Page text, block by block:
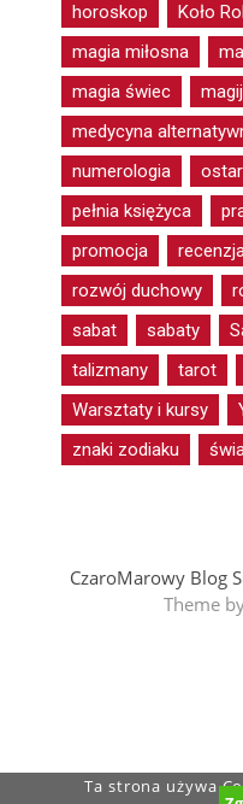
horoskop
Koło
magia miłosna
magia świec
medycyna
numerologia
pełnia księżyca
promocja
rozwój duchowy
sabat
sabaty
talizmany
tarot
Warsztaty i kursy
znaki zodiaku
CzaroMarowy Blog
Theme
Ta strona używa